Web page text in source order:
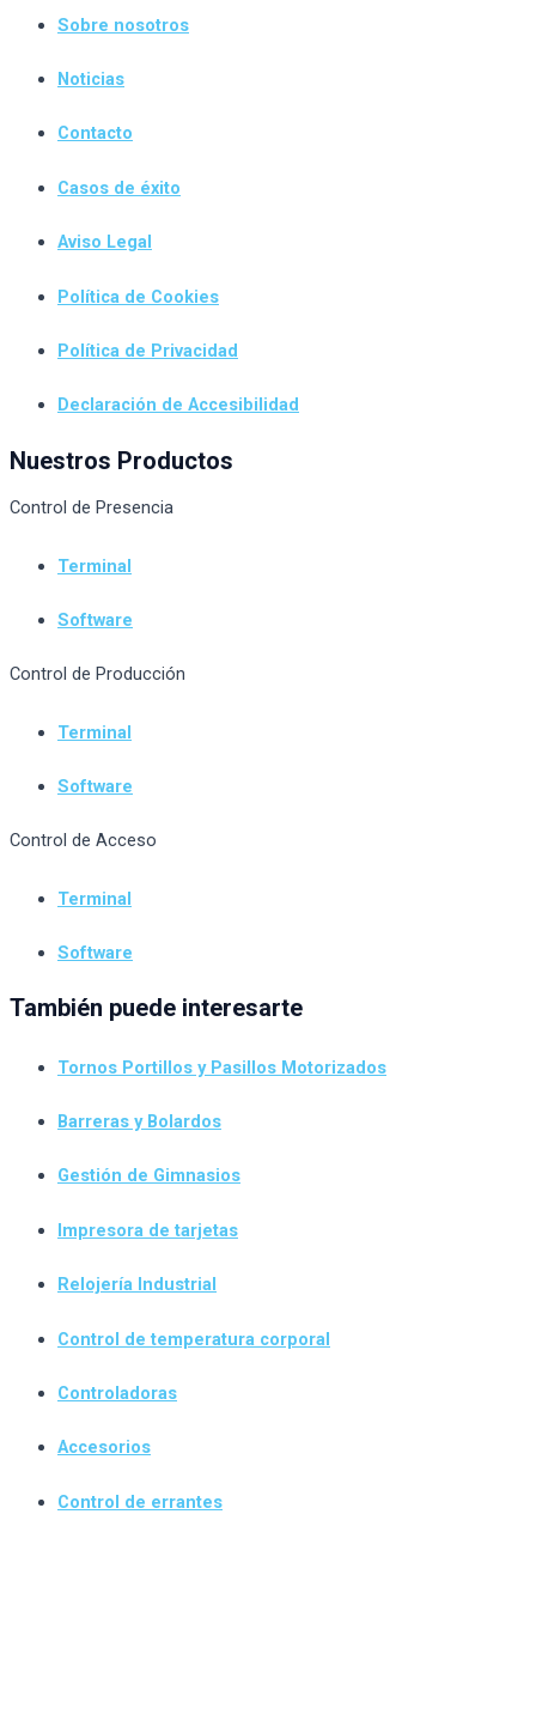
Sobre nosotros
Noticias
Contacto
Casos de éxito
Aviso Legal
Política de Cookies
Política de Privacidad
Declaración de Accesibilidad
Nuestros Productos
Control de Presencia
Terminal
Software
Control de Producción
Terminal
Software
Control de Acceso
Terminal
Software
También puede interesarte
Tornos Portillos y Pasillos Motorizados
Barreras y Bolardos
Gestión de Gimnasios
Impresora de tarjetas
Relojería Industrial
Control de temperatura corporal
Controladoras
Accesorios
Control de errantes